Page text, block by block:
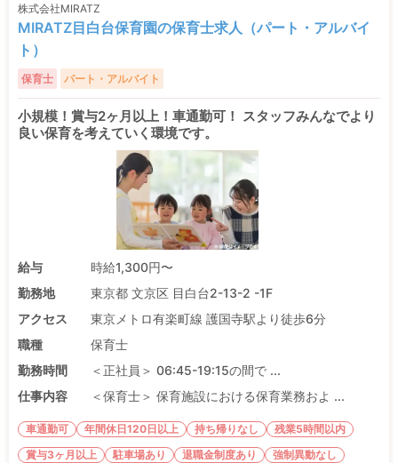
株式会社MIRATZ
MIRATZ目白台保育園の保育士求人（パート・アルバイ
ト）
保育士 パート・アルバイト
小規模！賞与2ヶ月以上！車通勤可！ スタッフみんなでより
良い保育を考えていく環境です。
給与
時給1,300円〜
勤務地
東京都 文京区 目白台2-13-2 -1F
アクセス
東京メトロ有楽町線 護国寺駅より徒歩6分
職種
保育士
勤務時間
＜正社員＞ 06:45-19:15の間で ...
仕事内容
＜保育士＞ 保育施設における保育業務およ ...
車通勤可 年間休日120日以上 持ち帰りなし
残業5時間以内
賞与3ヶ月以上
駐車場あり 退職金制度あり 強制異動なし